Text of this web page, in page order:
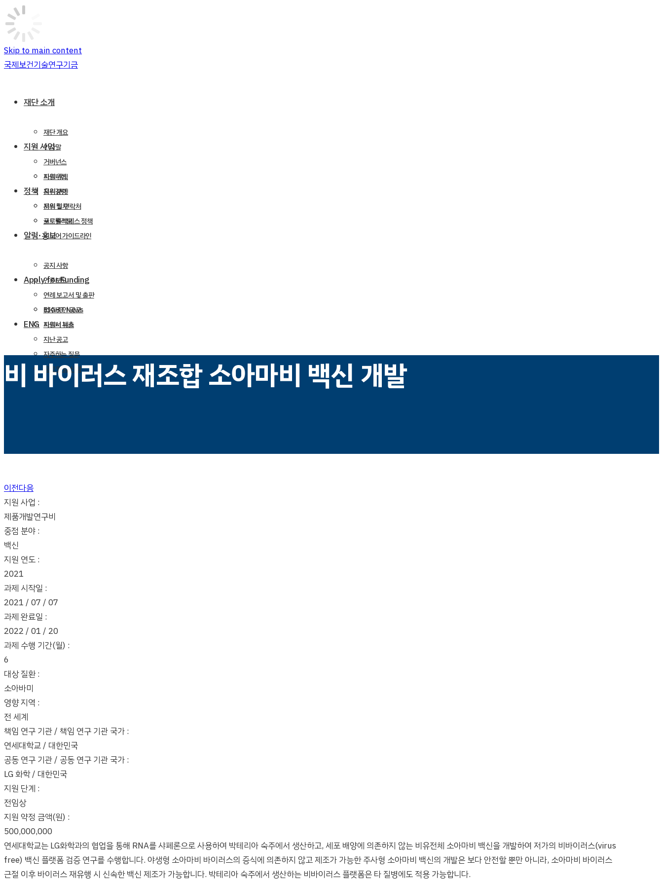
Skip to main content
국제보건기술연구기금
재단 소개
재단 개요
인사말
거버넌스
파트너십
윤리강령
문의 및 연락처
지원 사업
지원 원칙
지원 분야
지원 절차
포트폴리오
정책
글로벌 액세스 정책
미디어 가이드라인
알림·홍보
공지 사항
언론보도
연례 보고서 및 출판
RIGHT News
파트너 뉴스
Apply for Funding
접수 중인 공고
지원서 제출
지난 공고
자주하는 질문
공고 알림 신청
ENG
비 바이러스 재조합 소아마비 백신 개발
이전다음
지원 사업 :
제품개발연구비
중점 분야 :
백신
지원 연도 :
2021
과제 시작일 :
2021 / 07 / 07
과제 완료일 :
2022 / 01 / 20
과제 수행 기간(월) :
6
대상 질환 :
소아바미
영향 지역 :
전 세계
책임 연구 기관 / 책임 연구 기관 국가 :
연세대학교 / 대한민국
공동 연구 기관 / 공동 연구 기관 국가 :
LG 화학 / 대한민국
지원 단계 :
전임상
지원 약정 금액(원) :
500,000,000
연세대학교는 LG화학과의 협업을 통해 RNA를 샤페론으로 사용하여 박테리아 숙주에서 생산하고, 세포 배양에 의존하지 않는 비유전체 소아마비 백신을 개발하여 저가의 비바이러스(virus
free) 백신 플랫폼 검증 연구를 수행합니다. 야생형 소아마비 바이러스의 증식에 의존하지 않고 제조가 가능한 주사형 소아마비 백신의 개발은 보다 안전할 뿐만 아니라, 소아마비 바이러스
근절 이후 바이러스 재유행 시 신속한 백신 제조가 가능합니다. 박테리아 숙주에서 생산하는 비바이러스 플랫폼은 타 질병에도 적용 가능합니다.